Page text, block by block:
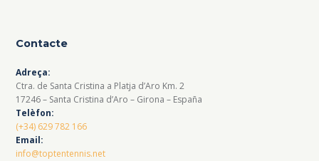
Contacte
Adreça:
Ctra. de Santa Cristina a Platja d’Aro Km. 2
17246 – Santa Cristina d’Aro – Girona – España
Telèfon:
(+34) 629 782 166
Email:
info@toptentennis.net